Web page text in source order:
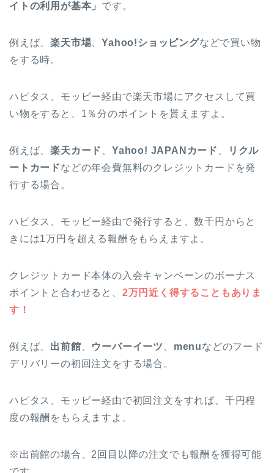
イトの利用が基本」 です。
例えば、楽天市場 、Yahoo!ショッピングなどで買い物
をする時。
ハピタス、モッピー経由で楽天市場にアクセスして買
い物をすると、1％分のポイントを貰えますよ。
例えば、楽天カード 、Yahoo! JAPANカード
リクル
ートカードなどの年会費無料のクレジットカードを発
行する場合。
ハピタス、モッピー経由で発行すると、数千円からと
きには1万円を超える報酬をもらえますよ。
クレジットカード本体の入会キャンペーンのボーナス
ポイントと合わせると、 2万円近く得することもありま
す！
例えば、 出前館 ウーバーイーツ menuなどのフード
デリバリーの初回注文をする場合。
ハピタス、モッピー経由で初回注文をすれば、千円程
度の報酬をもらえますよ。
※出前館の場合、2回目以降の注文でも報酬を獲得可能